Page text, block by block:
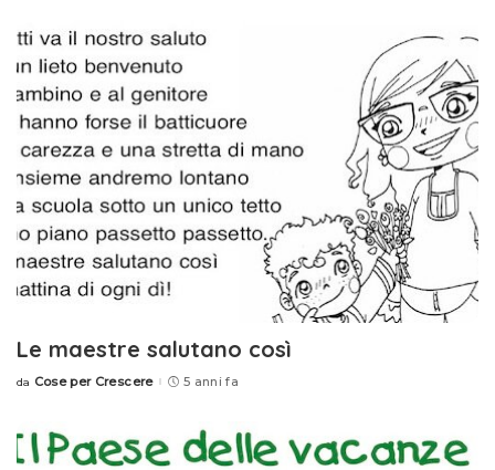
Le maestre salutano così
Posted
da Cose per Crescere 5 anni fa